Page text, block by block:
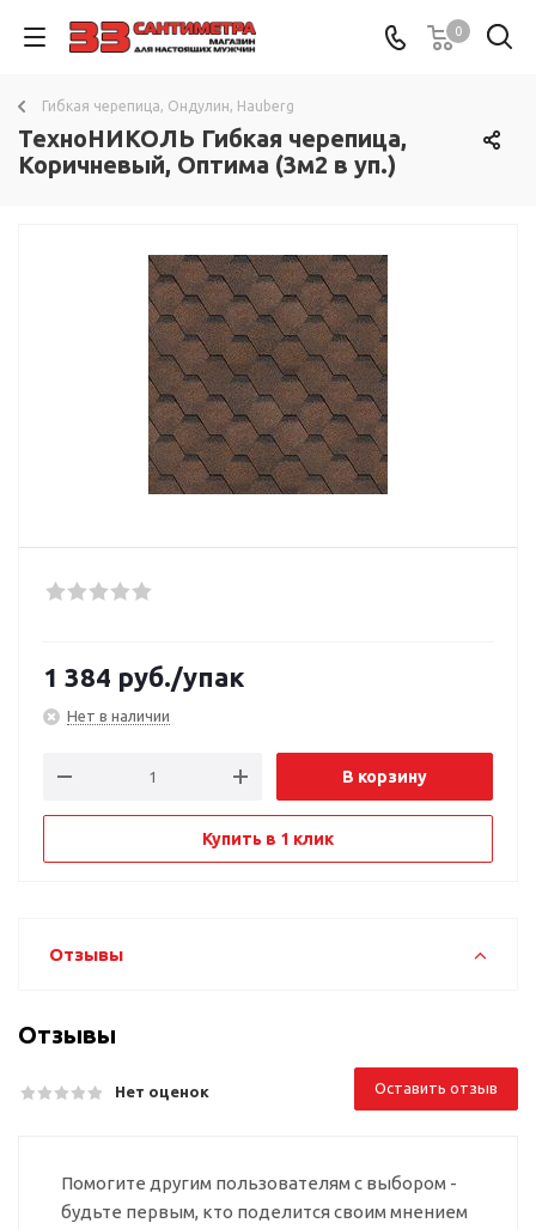
0
Гибкая черепица, Ондулин, Hauberg
ТехноНИКОЛЬ Гибкая черепица,
Коричневый, Оптима (3м2 в уп.)
1 384 руб./упак
Нет в наличии
В корзину
Купить в 1 клик
Отзывы
Отзывы
Нет оценок Оставить отзыв
Помогите другим пользователям с выбором -
будьте первым, кто поделится своим мнением